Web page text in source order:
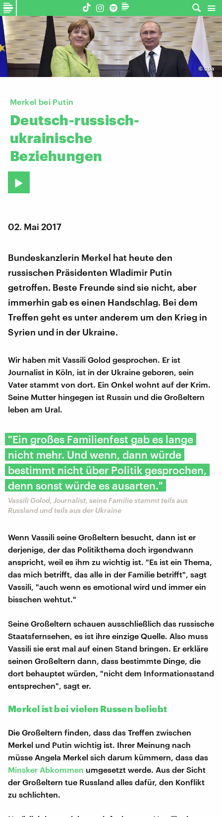
©dpa
Merkel bei Putin
Deutsch-russisch-
ukrainische
Beziehungen
02. Mai 2017
Bundeskanzlerin Merkel hat heute den
russischen Präsidenten Wladimir Putin
getroffen. Beste Freunde sind sie nicht, aber
immerhin gab es einen Handschlag. Bei dem
Treffen geht es unter anderem um den Krieg in
Syrien und in der Ukraine.
Wir haben mit Vassili Golod gesprochen. Er ist
Journalist in Köln, ist in der Ukraine geboren, sein
Vater stammt von dort. Ein Onkel wohnt auf der Krim.
Seine Mutter hingegen ist Russin und die Großeltern
leben am Ural.
"Ein großes Familienfest gab es lange
nicht mehr. Und wenn, dann würde
bestimmt nicht über Politik gesprochen,
denn sonst würde es ausarten."
Vassili Golod, Journalist, seine Familie stammt teils aus
Russland und teils aus der Ukraine
Wenn Vassili seine Großeltern besucht, dann ist er
derjenige, der das Politikthema doch irgendwann
anspricht, weil es ihm zu wichtig ist. "Es ist ein Thema,
das mich betrifft, das alle in der Familie betrifft", sagt
Vassili, "auch wenn es emotional wird und immer ein
bisschen wehtut."
Seine Großeltern schauen ausschließlich das russische
Staatsfernsehen, es ist ihre einzige Quelle. Also muss
Vassili sie erst mal auf einen Stand bringen. Er erkläre
seinen Großeltern dann, dass bestimmte Dinge, die
dort behauptet würden, "nicht dem Informationsstand
entsprechen", sagt er.
Merkel ist bei vielen Russen beliebt
Die Großeltern finden, dass das Treffen zwischen
Merkel und Putin wichtig ist. Ihrer Meinung nach
müsse Angela Merkel sich darum kümmern, dass das
Minsker Abkommen umgesetzt werde. Aus der Sicht
der Großeltern tue Russland alles dafür, den Konflikt
zu schlichten.